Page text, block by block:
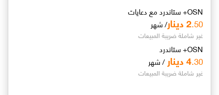
OSN+ ستاندرد مع دعايات
2.50 دينار/ شهر
غير شاملة ضريبة المبيعات
OSN+ ستاندرد
4.30 دينار / شهر
غير شاملة ضريبة المبيعات